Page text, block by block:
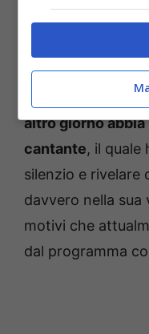
Memo
Impossibile
Remigi negli
altro giorno abbia
cantante, il quale
silenzio e rivelare
davvero nella sua
motivi che
dal programma